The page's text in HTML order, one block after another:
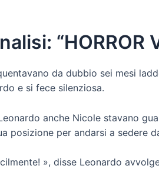
“HORROR
da dubbio sei mesi
e si fece silenziosa.
anche Nicole stavano
posizione per andarsi a sedere
», disse Leonardo